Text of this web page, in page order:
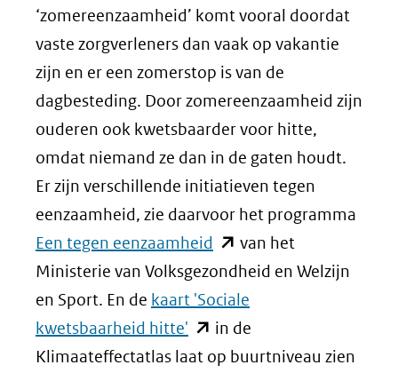
andere
website)
‘zomereenzaamheid’ komt vooral doordat
vaste zorgverleners dan vaak op vakantie
zijn en er een zomerstop is van de
dagbesteding. Door zomereenzaamheid zijn
ouderen ook kwetsbaarder voor hitte,
omdat niemand ze dan in de gaten houdt.
Er zijn verschillende initiatieven tegen
eenzaamheid, zie daarvoor het programma
Een tegen eenzaamheid (opent
in
nieuw
venster)
(verwijst
van het
Ministerie van Volksgezondheid en Welzijn
en Sport. En de kaart 'Sociale
kwetsbaarheid hitte' (opent
in
in de
Klimaateffectatlas laat op buurtniveau zien